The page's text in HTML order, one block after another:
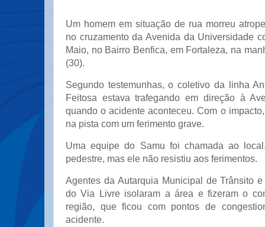
Um homem em situação de rua morreu
no cruzamento da Avenida da Universidade
Maio, no Bairro Benfica, em Fortaleza, na
(30).
Segundo testemunhas, o coletivo da linha
Feitosa estava trafegando em direção à
quando o acidente aconteceu. Com o
na pista com um ferimento grave.
Uma equipe do Samu foi chamada ao
pedestre, mas ele não resistiu aos ferimentos.
Agentes da Autarquia Municipal de Trânsito
do Via Livre isolaram a área e fizeram o
região, que ficou com pontos de
acidente.